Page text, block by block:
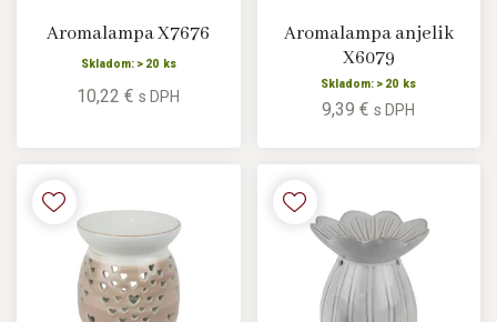
Aromalampa X7676
Skladom: > 20 ks
10,22 €s DPH
Aromalampa anjelik
X6079
Skladom: > 20 ks
9,39 €s DPH